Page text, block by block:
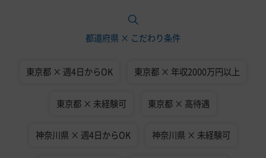
都道府県 × こだわり条件
東京都 × 週4日からOK 東京都 × 年収2000万円以上
東京都 × 未経験可 東京都 × 高待遇
神奈川県 × 週4日からOK 神奈川県 × 未経験可